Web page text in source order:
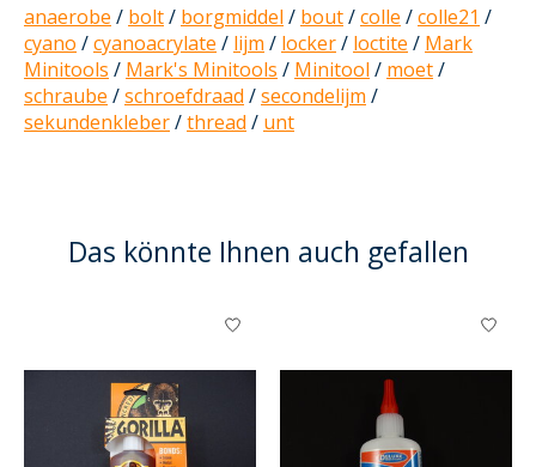
anaerobe / bolt/ borgmiddel / bout/colle /colle21 /
cyano /cyanoacrylate / lijm / locker/ loctite / Mark
Minitools / Mark's Minitools / Minitool / moet/
schraube /schroefdraad /secondelijm /
sekundenkleber/thread / unt
Das könnte Ihnen auch gefallen
Produkt-Karussell-Artikel